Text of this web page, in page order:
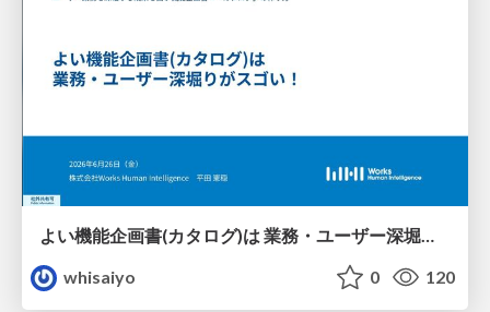
よい機能企画書(カタログ)は 業務・ユーザー深堀りがスゴい！
whisaiyo
0 120